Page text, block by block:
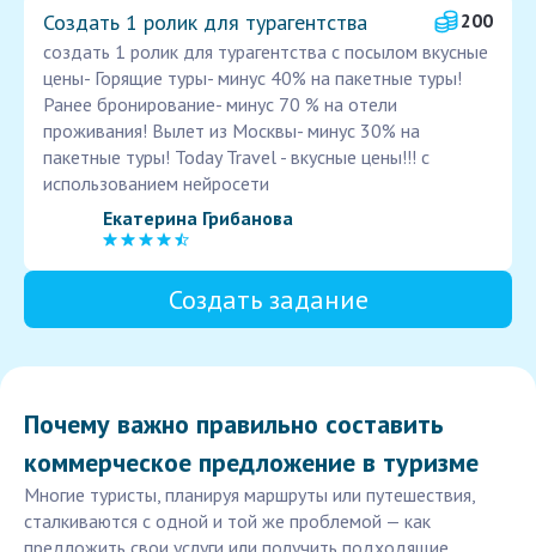
Создать 1 ролик для турагентства
200
создать 1 ролик для турагентства c посылом вкусные
цены- Горящие туры- минус 40% на пакетные туры!
Ранее бронирование- минус 70 % на отели
проживания! Вылет из Москвы- минус 30% на
пакетные туры! Today Travel - вкусные цены!!! с
использованием нейросети
Екатерина Грибанова
Создать задание
Почему важно правильно составить
коммерческое предложение в туризме
Многие туристы, планируя маршруты или путешествия,
сталкиваются с одной и той же проблемой — как